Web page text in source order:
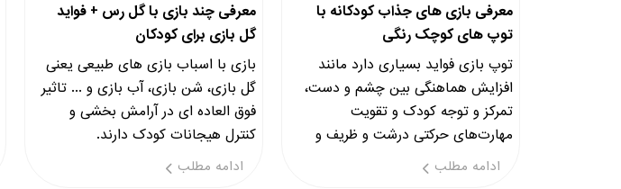
معرفی بازی های جذاب کودکانه با
توپ های کوچک رنگی
توپ بازی فواید بسیاری دارد مانند
افزایش هماهنگی بین چشم و دست،
تمرکز و توجه کودک و تقویت
مهارت‌های حرکتی درشت و ظریف و
عضلات دست و پا
ادامه مطلب
معرفی چند بازی با گل رس + فواید
گل بازی برای کودکان
بازی با اسباب بازی های طبیعی یعنی
گل بازی، شن بازی، آب بازی و ... تاثیر
فوق العاده ای در آرامش بخشی و
کنترل هیجانات کودک دارند.
ادامه مطلب